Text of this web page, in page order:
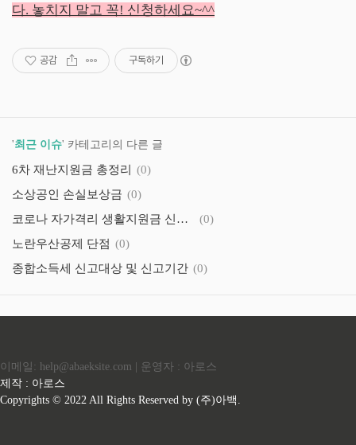
다. 놓치지 말고 꼭! 신청하세요~^^
공감 구독하기
'최근 이슈' 카테고리의 다른 글
6차 재난지원금 총정리
(0)
소상공인 손실보상금 (0)
코로나 자가격리 생활지원금 신청 중단
(0)
노란우산공제 단점 (0)
종합소득세 신고대상 및 신고기간 (0)
이메일: help@abaeksite.com | 운영자 : 아로스
제작 : 아로스
Copyrights © 2022 All Rights Reserved by (주)아백.